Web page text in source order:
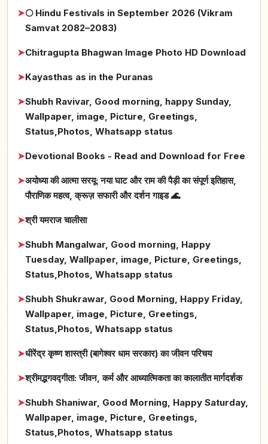
➤🌕 Hindu Festivals in September 2026 (Vikram
Samvat 2082–2083)
➤Chitragupta Bhagwan Image Photo HD Download
➤Kayasthas as in the Puranas
➤Shubh Ravivar, Good morning, happy Sunday,
Wallpaper, image, Picture, Greetings,
Status,Photos, Whatsapp status
➤Devotional Books - Read and Download for Free
➤अयोध्या की आत्मा सरयू: नया घाट और राम की पैड़ी का संपूर्ण इतिहास,
पौराणिक महत्व, क्रूज़ सफारी और दर्शन गाइड 🌊
➤श्री यमराज चालीसा
➤Shubh Mangalwar, Good morning, Happy
Tuesday, Wallpaper, image, Picture, Greetings,
Status,Photos, Whatsapp status
➤Shubh Shukrawar, Good Morning, Happy Friday,
Wallpaper, image, Picture, Greetings,
Status,Photos, Whatsapp status
➤धीरेंद्र कृष्ण शास्त्री (बागेश्वर धाम सरकार) का जीवन परिचय
➤श्रीमद्भगवद्गीता: जीवन, कर्म और आध्यात्मिकता का कालातीत मार्गदर्शक
➤Shubh Shaniwar, Good Morning, Happy Saturday,
Wallpaper, image, Picture, Greetings,
Status,Photos, Whatsapp status